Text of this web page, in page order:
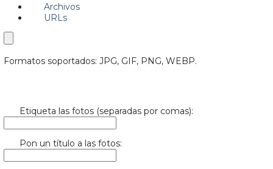
Archivos
URLs
Formatos soportados: JPG, GIF, PNG, WEBP.
Etiqueta las fotos (separadas por comas):
Pon un título a las fotos: